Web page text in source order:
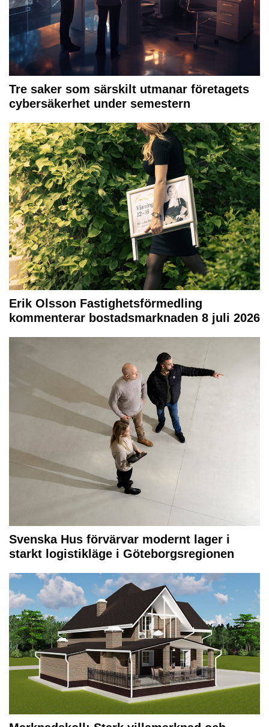
Tre saker som särskilt utmanar företagets
cybersäkerhet under semestern
Erik Olsson Fastighetsförmedling
kommenterar bostadsmarknaden 8 juli 2026
Svenska Hus förvärvar modernt lager i
starkt logistikläge i Göteborgsregionen